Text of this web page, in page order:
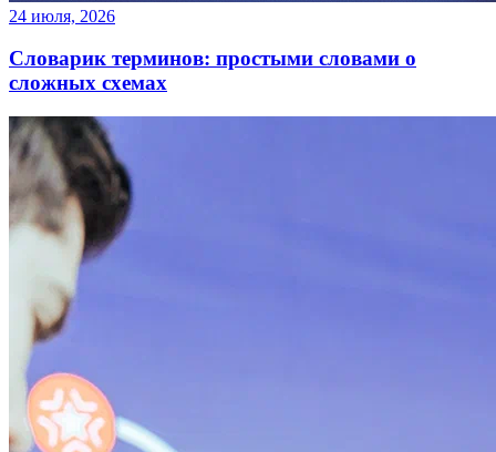
24 июля, 2026
Словарик терминов: простыми словами о
сложных схемах